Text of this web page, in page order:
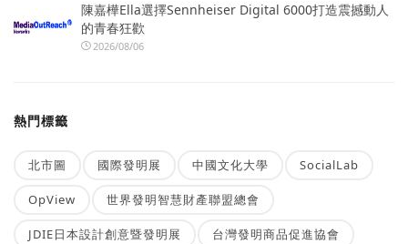
陳嘉樺Ella選擇Sennheiser Digital 6000打造震撼動人
的青春狂歡
2026/08/06
熱門標籤
北市圖 國際發明展 中國文化大學 SocialLab
OpView 世界發明智慧財產聯盟總會
JDIE日本設計創意暨發明展 台灣發明商品促進協會